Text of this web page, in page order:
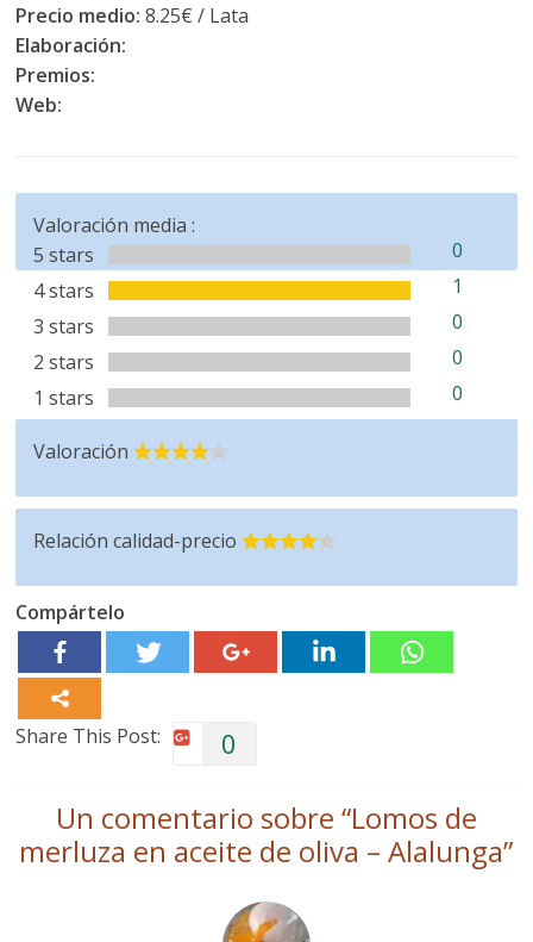
Precio medio: 8.25€ / Lata
Elaboración:
Premios:
Web:
Valoración media :
5 stars
0
4 stars
1
3 stars
0
2 stars
0
1 stars
0
Valoración
Relación calidad-precio
Compártelo
Share This Post: 0
Un comentario sobre “Lomos de
merluza en aceite de oliva – Alalunga”